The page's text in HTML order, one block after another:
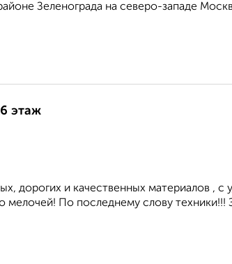
Зеленограда на северо-западе
этаж
дорогих и качественных материалов , с
По последнему слову техники!!!